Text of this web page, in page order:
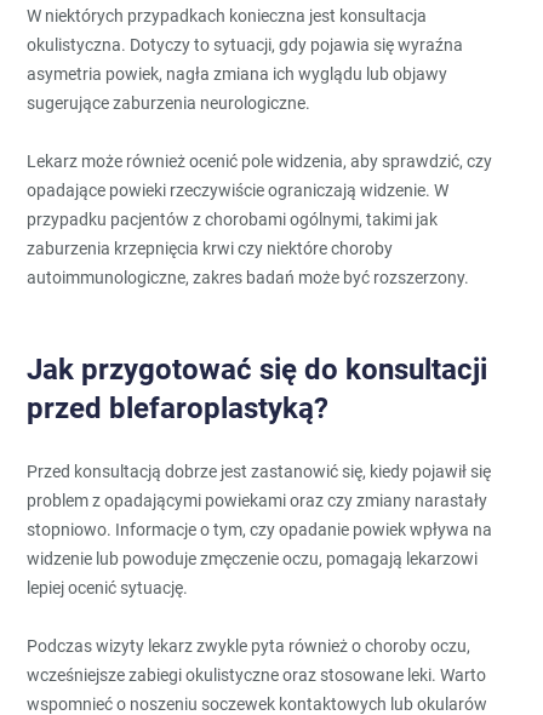
W niektórych przypadkach konieczna jest konsultacja
okulistyczna. Dotyczy to sytuacji, gdy pojawia się wyraźna
asymetria powiek, nagła zmiana ich wyglądu lub objawy
sugerujące zaburzenia neurologiczne.
Lekarz może również ocenić pole widzenia, aby sprawdzić, czy
opadające powieki rzeczywiście ograniczają widzenie. W
przypadku pacjentów z chorobami ogólnymi, takimi jak
zaburzenia krzepnięcia krwi czy niektóre choroby
autoimmunologiczne, zakres badań może być rozszerzony.
Jak przygotować się do konsultacji
przed blefaroplastyką?
Przed konsultacją dobrze jest zastanowić się, kiedy pojawił się
problem z opadającymi powiekami oraz czy zmiany narastały
stopniowo. Informacje o tym, czy opadanie powiek wpływa na
widzenie lub powoduje zmęczenie oczu, pomagają lekarzowi
lepiej ocenić sytuację.
Podczas wizyty lekarz zwykle pyta również o choroby oczu,
wcześniejsze zabiegi okulistyczne oraz stosowane leki. Warto
wspomnieć o noszeniu soczewek kontaktowych lub okularów